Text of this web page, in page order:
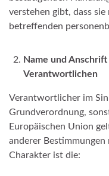
verstehen gibt, dass
betreffenden
Name und
Verantwortlichen
Verantwortlicher im
Grundverordnung,
Europäischen Union
anderer
Charakter ist die: